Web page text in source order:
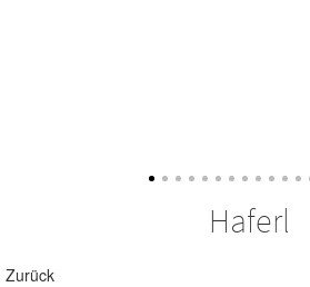
Haferl
Zurück